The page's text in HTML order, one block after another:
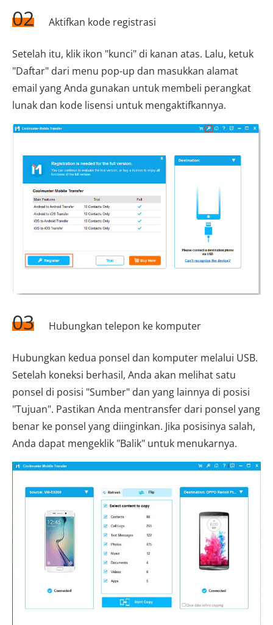
02 Aktifkan kode registrasi
Setelah itu, klik ikon "kunci" di kanan atas. Lalu, ketuk
"Daftar" dari menu pop-up dan masukkan alamat
email yang Anda gunakan untuk membeli perangkat
lunak dan kode lisensi untuk mengaktifkannya.
03 Hubungkan telepon ke komputer
Hubungkan kedua ponsel dan komputer melalui USB.
Setelah koneksi berhasil, Anda akan melihat satu
ponsel di posisi "Sumber" dan yang lainnya di posisi
"Tujuan". Pastikan Anda mentransfer dari ponsel yang
benar ke ponsel yang diinginkan. Jika posisinya salah,
Anda dapat mengeklik "Balik" untuk menukarnya.